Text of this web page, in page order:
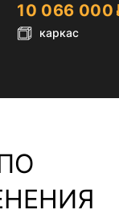
10 066 000
каркас